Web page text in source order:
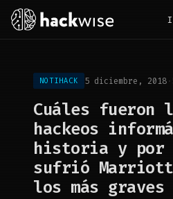
NOTIHACK 5 diciembre, 2018·
Cuáles fueron
hackeos
historia y por
sufrió Marriott
los más graves